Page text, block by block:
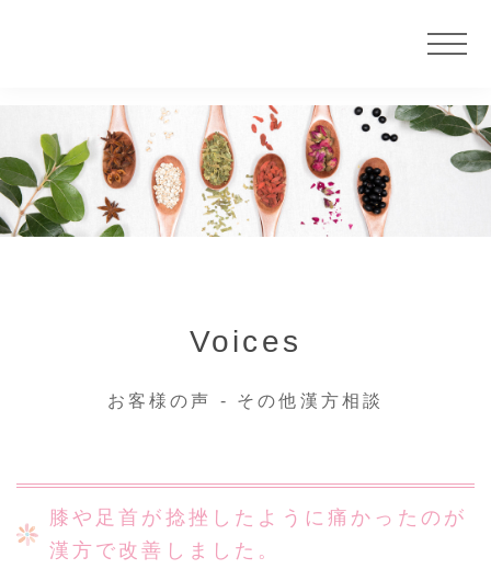
ニュース
サービス
お客様の声
Voices
お客様の声 - その他漢方相談
膝や足首が捻挫したように痛かったのが
漢方で改善しました。